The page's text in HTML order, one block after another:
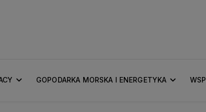
GOPODARKA MORSKA I ENERGETYKA